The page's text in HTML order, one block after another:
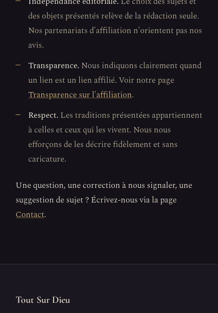
des objets présentés relève de la rédaction seule.
Nos partenariats d'affiliation n'orientent pas nos
avis.
Transparence. Nous indiquons clairement quand
un lien est un lien affilié. Voir notre page
Transparence sur l'affiliation.
Respect. Les traditions présentées appartiennent
à celles et ceux qui les vivent. Nous nous
efforçons de les décrire fidèlement et sans
caricature.
Une question, une correction à nous signaler, une
suggestion de sujet ? Écrivez-nous via la page
Contact.
Tout Sur Dieu